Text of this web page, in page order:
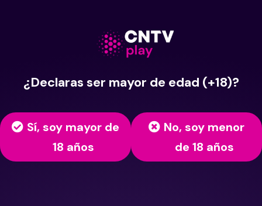
¿Declaras ser mayor de edad (+18)?
Sí, soy mayor de
18 años
No, soy menor
de 18 años